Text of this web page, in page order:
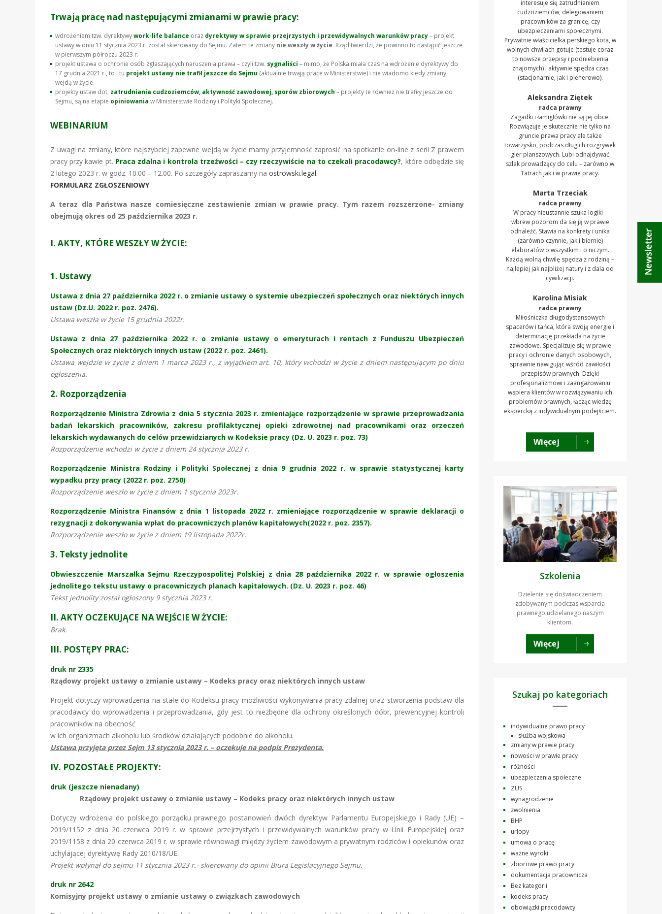
Trwają pracę nad następującymi zmianami w prawie pracy:
wdrożeniem tzw. dyrektywywork-life balance oraz dyrektywy w sprawie przejrzystych i przewidywalnych warunków pracy– projekt
ustawy w dniu 11 stycznia 2023 r. został skierowany do Sejmu. Zatem te zmiany nie weszły w życie. Rząd twierdzi, że powinno to nastąpić jeszcze
w pierwszym półroczu 2023 r.
projekt ustawa o ochronie osób zgłaszających naruszenia prawa – czyli tzw. sygnaliści – mimo, że Polska miała czas na wdrożenie dyrektywy do
17 grudnia 2021 r., to i tu projekt ustawy nie trafił jeszcze do Sejmu (aktualnie trwają prace w Ministerstwie) i nie wiadomo kiedy zmiany
wejdą w życie.
projekty ustaw dot. zatrudniania cudzoziemców, aktywność zawodowej, sporów zbiorowych – projekty te również nie trafiły jeszcze do
Sejmu, są na etapie opiniowania w Ministerstwie Rodziny i Polityki Społecznej.
WEBINARIUM
Z uwagi na zmiany, które najszybciej zapewne wejdą w życie mamy przyjemność zaprosić na spotkanie on-line z serii Z prawem
pracy przy kawie pt. Praca zdalna i kontrola trzeźwości – czy rzeczywiście na to czekali pracodawcy?, które odbędzie się
2 lutego 2023 r. w godz. 10.00 – 12.00. Po szczegóły zapraszamy na ostrowski.legal.
FORMULARZ ZGŁOSZENIOWY
A teraz dla Państwa nasze comiesięczne zestawienie zmian w prawie pracy. Tym razem rozszerzone- zmiany
obejmują okres od 25 października 2023 r.
I. AKTY, KTÓRE WESZŁY W ŻYCIE:
1. Ustawy
Ustawa z dnia 27 października 2022 r. o zmianie ustawy o systemie ubezpieczeń społecznych oraz niektórych innych
ustaw (Dz.U. 2022 r. poz. 2476).
Ustawa weszła w życie 15 grudnia 2022r.
Ustawa z dnia 27 października 2022 r. o zmianie ustawy o emeryturach i rentach z Funduszu Ubezpieczeń
Społecznych oraz niektórych innych ustaw (2022 r. poz. 2461).
Ustawa wejdzie w życie z dniem 1 marca 2023 r., z wyjątkiem art. 10, który wchodzi w życie z dniem następującym po dniu
ogłoszenia.
2. Rozporządzenia
Rozporządzenie Ministra Zdrowia z dnia 5 stycznia 2023 r. zmieniające rozporządzenie w sprawie przeprowadzania
badań lekarskich pracowników, zakresu profilaktycznej opieki zdrowotnej nad pracownikami oraz orzeczeń
lekarskich wydawanych do celów przewidzianych w Kodeksie pracy (Dz. U. 2023 r. poz. 73)
Rozporządzenie wchodzi w życie z dniem 24 stycznia 2023 r.
Rozporządzenie Ministra Rodziny i Polityki Społecznej z dnia 9 grudnia 2022 r. w sprawie statystycznej karty
wypadku przy pracy (2022 r. poz. 2750)
Rozporządzenie weszło w życie z dniem 1 stycznia 2023r.
Rozporządzenie Ministra Finansów z dnia 1 listopada 2022 r. zmieniające rozporządzenie w sprawie deklaracji o
rezygnacji z dokonywania wpłat do pracowniczych planów kapitałowych(2022 r. poz. 2357).
Rozporządzenie weszło w życie z dniem 19 listopada 2022r.
3. Teksty jednolite
Obwieszczenie Marszałka Sejmu Rzeczypospolitej Polskiej z dnia 28 października 2022 r. w sprawie ogłoszenia
jednolitego tekstu ustawy o pracowniczych planach kapitałowych. (Dz. U. 2023 r. poz. 46)
Tekst jednolity został ogłoszony 9 stycznia 2023 r.
II. AKTY OCZEKUJĄCE NA WEJŚCIE W ŻYCIE:
Brak.
III. POSTĘPY PRAC:
druk nr 2335
Rządowy projekt ustawy o zmianie ustawy – Kodeks pracy oraz niektórych innych ustaw
Projekt dotyczy wprowadzenia na stałe do Kodeksu pracy możliwości wykonywania pracy zdalnej oraz stworzenia podstaw dla
pracodawcy do wprowadzenia i przeprowadzania, gdy jest to niezbędne dla ochrony określonych dóbr, prewencyjnej kontroli
pracowników na obecność
w ich organizmach alkoholu lub środków działających podobnie do alkoholu.
Ustawa przyjęta przez Sejm 13 stycznia 2023 r. – oczekuje na podpis Prezydenta.
IV. POZOSTAŁE PROJEKTY:
druk (jeszcze nienadany)
Rządowy projekt ustawy o zmianie ustawy – Kodeks pracy oraz niektórych innych ustaw
Dotyczy wdrożenia do polskiego porządku prawnego postanowień dwóch dyrektyw Parlamentu Europejskiego i Rady (UE) –
2019/1152 z dnia 20 czerwca 2019 r. w sprawie przejrzystych i przewidywalnych warunków pracy w Unii Europejskiej oraz
2019/1158 z dnia 20 czerwca 2019 r. w sprawie równowagi między życiem zawodowym a prywatnym rodziców i opiekunów oraz
uchylającej dyrektywę Rady 2010/18/UE.
Projekt wpłynął do sejmu 11 stycznia 2023 r.- skierowany do opinii Biura Legislacyjnego Sejmu.
druk nr 2642
Komisyjny projekt ustawy o zmianie ustawy o związkach zawodowych
interesuje się zatrudnianiem
cudzoziemców, delegowaniem
pracowników za granicę, czy
ubezpieczeniami społecznymi.
Prywatnie właścicielka perskiego kota, w
wolnych chwilach gotuje (testuje coraz
to nowsze przepisy i podniebienia
znajomych) i aktywnie spędza czas
(stacjonarnie, jak i plenerowo).
Aleksandra Ziętek
radca prawny
Zagadki i łamigłówki nie są jej obce.
Rozwiązuje je skutecznie nie tylko na
gruncie prawa pracy ale także
towarzysko, podczas długich rozgrywek
gier planszowych. Lubi odnajdywać
szlak prowadzący do celu – zarówno w
Tatrach jak i w prawie pracy.
Marta Trzeciak
radca prawny
W pracy nieustannie szuka logiki –
wbrew pozorom da się ją w prawie
odnaleźć. Stawia na konkrety i unika
(zarówno czynnie, jak i biernie)
elaboratów o wszystkim i o niczym.
Każdą wolną chwilę spędza z rodziną –
najlepiej jak najbliżej natury i z dala od
cywilizacji.
Karolina Misiak
radca prawny
Miłośniczka długodystansowych
spacerów i tańca, która swoją energię i
determinację przekłada na życie
zawodowe. Specjalizuje się w prawie
pracy i ochronie danych osobowych,
sprawnie nawigując wśród zawiłości
przepisów prawnych. Dzięki
profesjonalizmowi i zaangażowaniu
wspiera klientów w rozwiązywaniu ich
problemów prawnych, łącząc wiedzę
ekspercką z indywidualnym podejściem.
Więcej
Szkolenia
Dzielenie się doświadczeniem
zdobywanym podczas wsparcia
prawnego udzielanego naszym
klientom.
Więcej
Szukaj po kategoriach
indywidualne prawo pracy
służba wojskowa
zmiany w prawie pracy
nowości w prawie pracy
różności
ubezpieczenia społeczne
ZUS
wynagrodzenie
zwolnienia
BHP
urlopy
umowa o pracę
ważne wyroki
zbiorowe prawo pracy
dokumentacja pracownicza
Bez kategorii
kodeks pracy
obowiązki pracodawcy